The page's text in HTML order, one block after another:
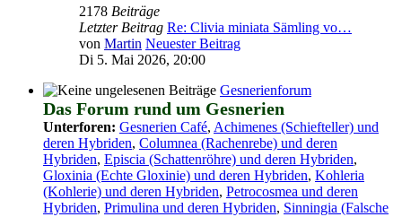
2178 Beiträge
Letzter Beitrag Re: Clivia miniata Sämling vo…
von Martin Neuester Beitrag
Di 5. Mai 2026, 20:00
Gesnerienforum
Das Forum rund um Gesnerien
Unterforen: Gesnerien Café, Achimenes (Schiefteller) und
deren Hybriden, Columnea (Rachenrebe) und deren
Hybriden, Episcia (Schattenröhre) und deren Hybriden,
Gloxinia (Echte Gloxinie) und deren Hybriden, Kohleria
(Kohlerie) und deren Hybriden, Petrocosmea und deren
Hybriden, Primulina und deren Hybriden, Sinningia (Falsche